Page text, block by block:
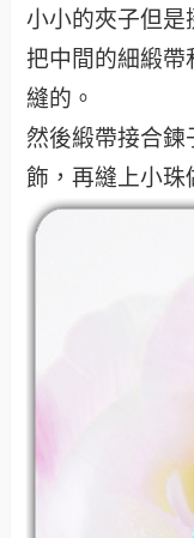
小小的夾子但是
把中間的細緞帶
縫的。
然後緞帶接合鍊
飾，再縫上小珠